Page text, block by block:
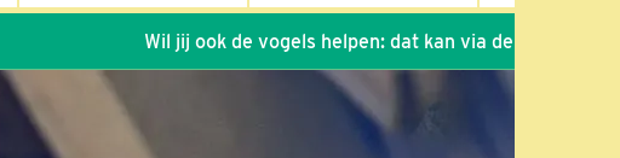
Wil jij ook de vogels helpen: dat kan via de link! *Seizoen